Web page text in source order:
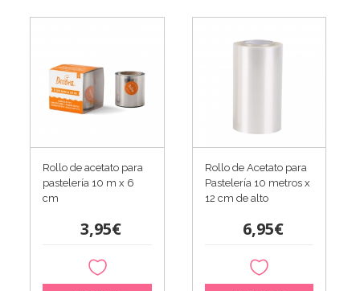
Rollo de acetato para
pastelería 10 m x 6
cm
3,95€
Rollo de Acetato para
Pastelería 10 metros x
12 cm de alto
6,95€